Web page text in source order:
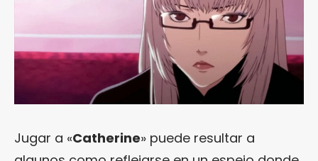
Jugar a «Catherine» puede resultar a